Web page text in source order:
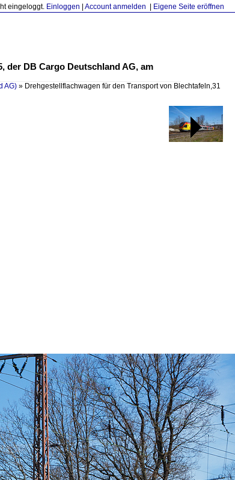
eingeloggt. Einloggen Account anmelden Eigene Seite eröffnen
der DB Cargo Deutschland AG, am
AG) » Drehgestellflachwagen für den Transport von Blechtafeln,31